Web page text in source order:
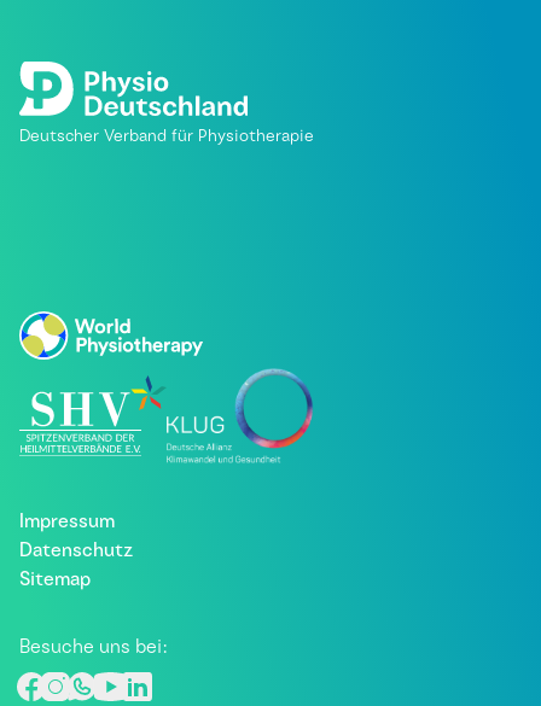
Deutscher Verband für Physiotherapie
Impressum
Datenschutz
Sitemap
Besuche uns bei: